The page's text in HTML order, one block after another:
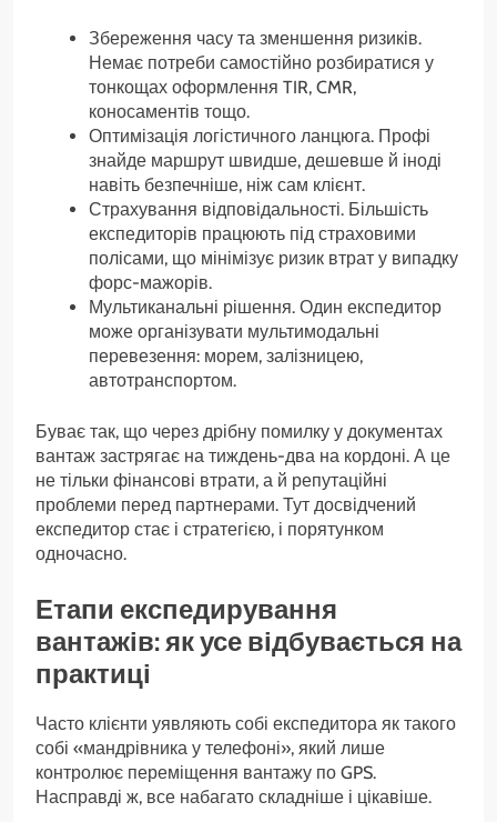
Збереження часу та зменшення ризиків.
Немає потреби самостійно розбиратися у
тонкощах оформлення TIR, CMR,
коносаментів тощо.
Оптимізація логістичного ланцюга. Профі
знайде маршрут швидше, дешевше й іноді
навіть безпечніше, ніж сам клієнт.
Страхування відповідальності. Більшість
експедиторів працюють під страховими
полісами, що мінімізує ризик втрат у випадку
форс-мажорів.
Мультиканальні рішення. Один експедитор
може організувати мультимодальні
перевезення: морем, залізницею,
автотранспортом.
Буває так, що через дрібну помилку у документах
вантаж застрягає на тиждень-два на кордоні. А це
не тільки фінансові втрати, а й репутаційні
проблеми перед партнерами. Тут досвідчений
експедитор стає і стратегією, і порятунком
одночасно.
Етапи експедирування
вантажів: як усе відбувається на
практиці
Часто клієнти уявляють собі експедитора як такого
собі «мандрівника у телефоні», який лише
контролює переміщення вантажу по GPS.
Насправді ж, все набагато складніше і цікавіше.